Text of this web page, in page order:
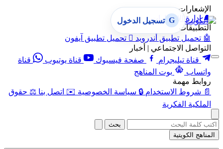
الإشعارات
🔔 إدارة الإشعارات
التطبيقات
🤖 تحميل تطبيق أندرويد  تحميل تطبيق آيفون
التواصل الاجتماعي | أخبار
قناة تيليجرام
صفحة فيسبوك قناة يوتيوب
قناة
واتساب
بوت المناهج
روابط مهمة
📄 شروط الاستخدام 🔒 سياسة الخصوصية ✉️ اتصل بنا ⚖️ حقوق
الملكية الفكرية
G تسجيل الدخول
بحث
المناهج الكويتية